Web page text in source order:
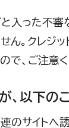
と入った不
ん。クレジ
、ご注意く
以下の
のサイトへ